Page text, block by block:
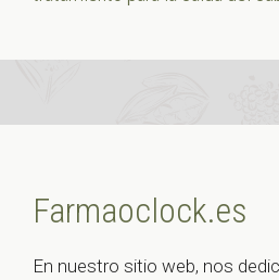
Farmaoclock.es
En nuestro sitio web, nos